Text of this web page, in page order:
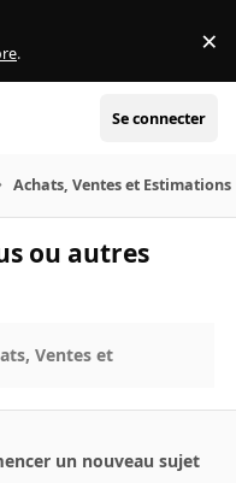
. ×
Se connecter
Achats, Ventes et Estimations
ou autres
Ventes et
un nouveau sujet